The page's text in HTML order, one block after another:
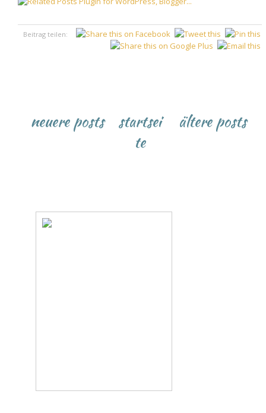
♥
Beitrag teilen:
neuere posts ältere posts
startsei
te